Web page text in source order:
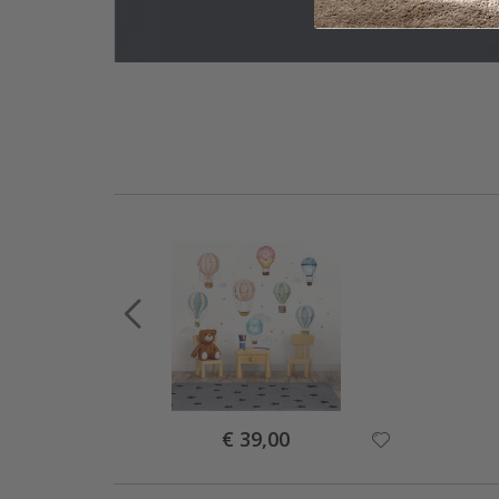
Special
Price
€ 39,00